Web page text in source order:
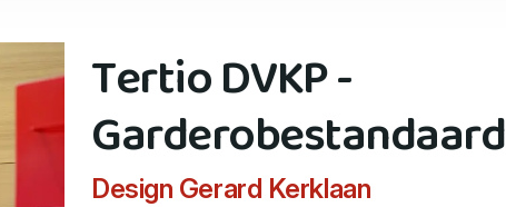
Tertio DVKP -
Garderobestandaard
Design Gerard Kerklaan